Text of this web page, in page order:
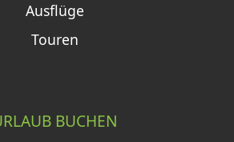
Ausflüge
Touren
BUCHEN